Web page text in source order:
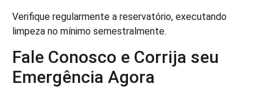
Verifique regularmente a reservatório, executando
limpeza no mínimo semestralmente.
Fale Conosco e Corrija seu
Emergência Agora